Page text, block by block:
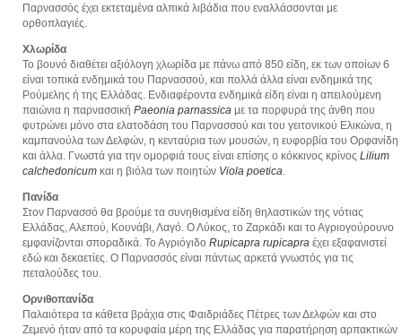
Παρνασσός έχει εκτεταμένα αλπικά λιβάδια που εναλλάσσονται με
ορθοπλαγιές.
Χλωρίδα
Το βουνό διαθέτει αξιόλογη χλωρίδα με πάνω από 850 είδη, εκ των οποίων 6
είναι τοπικά ενδημικά του Παρνασσού, και πολλά άλλα είναι ενδημικά της
Ρούμελης ή της Ελλάδας. Ενδιαφέροντα ενδημικά είδη είναι η απειλούμενη
παιώνια η παρνασσική Paeonia parnassica με τα πορφυρά της άνθη που
φυτρώνει μόνο στα ελατοδάση του Παρνασσού και του γειτονικού Ελικώνα, η
καμπανούλα των Δελφών, η κενταύρια των μουσών, η ευφορβία του Ορφανίδη
και άλλα. Γνωστά για την ομορφιά τους είναι επίσης ο κόκκινος κρίνος Lilium
calchedonicum και η βιόλα των ποιητών Viola poetica.
Πανίδα
Στον Παρνασσό θα βρούμε τα συνηθισμένα είδη θηλαστικών της νότιας
Ελλάδας, Αλεπού, Κουνάβι, Λαγό. Ο Λύκος, το Ζαρκάδι και το Αγριογούρουνο
εμφανίζονται σποραδικά. Το Αγριόγιδο Rupicapra rupicapra έχει εξαφανιστεί
εδώ και δεκαετίες. Ο Παρνασσός είναι πάντως αρκετά γνωστός για τις
πεταλούδες του.
Ορνιθοπανίδα
Παλαιότερα τα κάθετα βράχια στις Φαιδριάδες Πέτρες των Δελφών και στο
Ζεμενό ήταν από τα κορυφαία μέρη της Ελλάδας για παρατήρηση αρπακτικών